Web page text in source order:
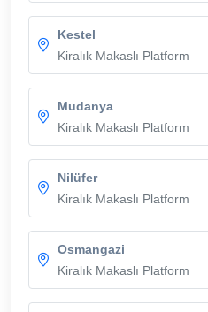
Kestel
Kiralık Makaslı Platform
Mudanya
Kiralık Makaslı Platform
Nilüfer
Kiralık Makaslı Platform
Osmangazi
Kiralık Makaslı Platform